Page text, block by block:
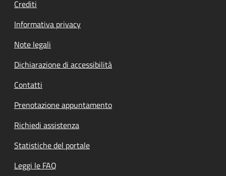
Crediti
Informativa privacy
Note legali
Dichiarazione di accessibilità
Contatti
Prenotazione appuntamento
Richiedi assistenza
Statistiche del portale
Leggi le FAQ